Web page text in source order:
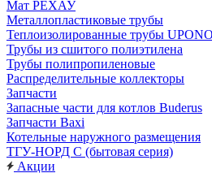
Мат РЕХАУ
Металлопластиковые трубы
Теплоизолированные трубы
Трубы из сшитого полиэтилена
Трубы полипропиленовые
Распределительные коллекторы
Запчасти
Запасные части для котлов Buderus
Запчасти Baxi
Котельные наружного размещения
ТГУ-НОРД С (бытовая серия)
Акции